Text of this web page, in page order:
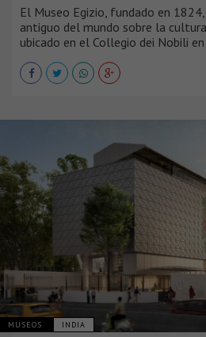
El Museo Egizio, fundado en
antiguo del mundo sobre la
ubicado en el Collegio dei Nobili
MUSEOS INDIA